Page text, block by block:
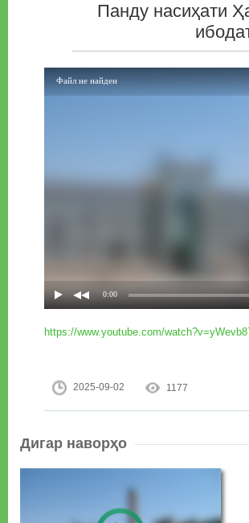
Панду насиҳати
https://www.youtube.com/
2025-09-02 1177
Дигар наворҳо